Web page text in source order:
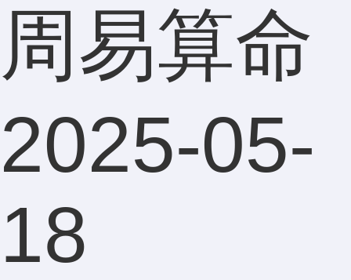
周易算命
2025-05-
18